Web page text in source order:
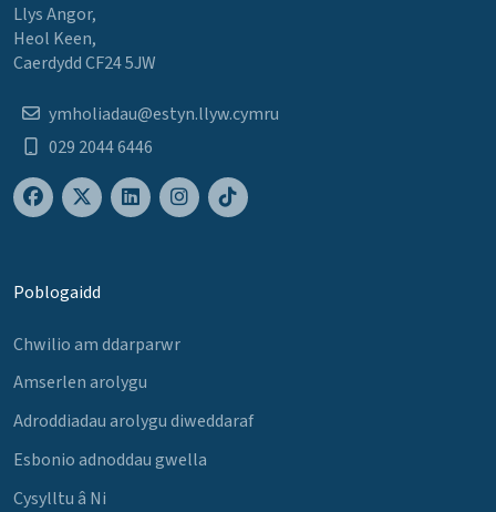
Llys Angor,
Heol Keen,
Caerdydd CF24 5JW
ymholiadau@estyn.llyw.cymru
029 2044 6446
Poblogaidd
Chwilio am ddarparwr
Amserlen arolygu
Adroddiadau arolygu diweddaraf
Esbonio adnoddau gwella
Cysylltu â Ni